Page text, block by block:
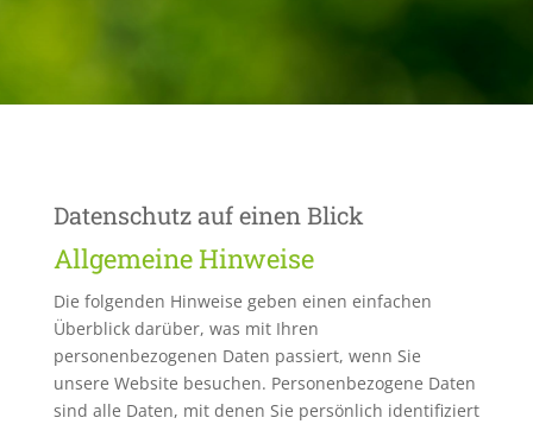
Datenschutz auf einen Blick
Allgemeine Hinweise
Die folgenden Hinweise geben einen einfachen
Überblick darüber, was mit Ihren
personenbezogenen Daten passiert, wenn Sie
unsere Website besuchen. Personenbezogene Daten
sind alle Daten, mit denen Sie persönlich identifiziert